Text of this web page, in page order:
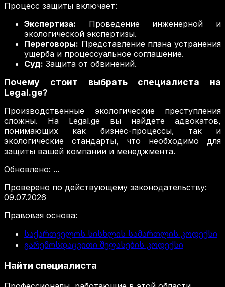
Процесс защиты включает:
Экспертиза: Проведение инженерной и
экологической экспертизы.
Переговоры: Представление плана устранения
ущерба и процессуальное соглашение.
Суд: Защита от обвинений.
Почему стоит выбрать специалиста на
Legal.ge?
Производственные экологические преступления
сложны. На Legal.ge вы найдете адвокатов,
понимающих как бизнес-процессы, так и
экологические стандарты, что необходимо для
защиты вашей компании и менеджмента.
Обновлено: ...
Проверено по действующему законодательству:
09.07.2026
Правовая основа:
საქართველოს სისხლის სამართლის კოდექსი
გარემოსდაცვითი შეფასების კოდექსი
Найти специалиста